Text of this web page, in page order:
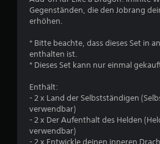
Gegenständen, die den Jobrang
erhöhen.
* Bitte beachte, dass dieses Set in
enthalten ist.
* Dieses Set kann nur einmal
Enthält:
- 2 x Land der Selbstständigen
verwendbar)
- 2 x Der Aufenthalt des Helden
verwendbar)
- 2 x Entwickle deinen inneren